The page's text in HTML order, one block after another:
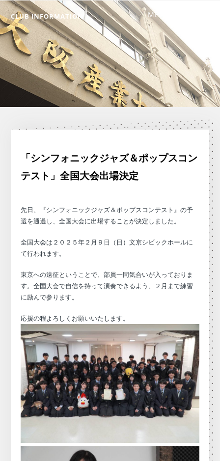
CLUB INFORMATION
「シンフォニックジャズ＆ポップスコン
テスト」全国大会出場決定
先日、『シンフォニックジャズ＆ポップスコンテスト』の予
選を通過し、全国大会に出場することが決定しました。
全国大会は２０２５年２月９日（日）文京シビックホールに
て行われます。
東京への遠征ということで、部員一同気合いが入っておりま
す。全国大会で自信を持って演奏できるよう、２月まで練習
に励んで参ります。
応援の程よろしくお願いいたします。